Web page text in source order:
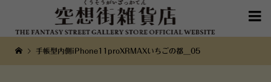

手帳型内側iPhone11proXRMAXいちごの都__05